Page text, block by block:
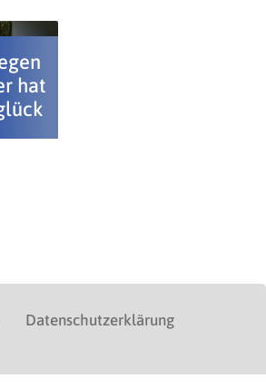
hat
Datenschutzerklärung